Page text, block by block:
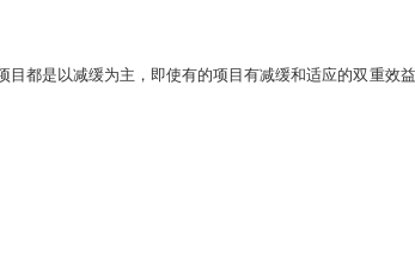
都是以减缓为主，即使有的项目有减缓和适应的双重效